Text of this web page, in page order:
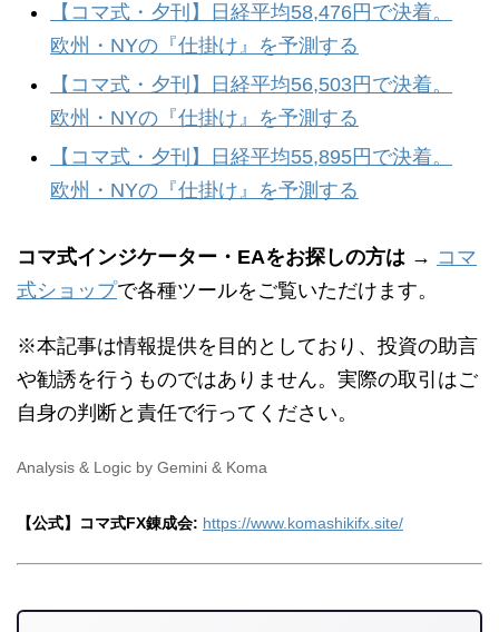
【コマ式・夕刊】日経平均58,476円で決着。
欧州・NYの『仕掛け』を予測する
【コマ式・夕刊】日経平均56,503円で決着。
欧州・NYの『仕掛け』を予測する
【コマ式・夕刊】日経平均55,895円で決着。
欧州・NYの『仕掛け』を予測する
コマ式インジケーター・EAをお探しの方は → コマ
式ショップで各種ツールをご覧いただけます。
※本記事は情報提供を目的としており、投資の助言
や勧誘を行うものではありません。実際の取引はご
自身の判断と責任で行ってください。
Analysis & Logic by Gemini & Koma
【公式】コマ式FX錬成会: https://www.komashikifx.site/